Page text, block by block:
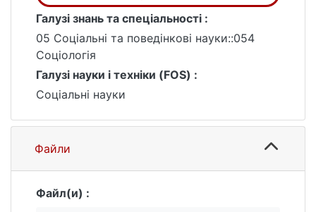
Галузі знань та спеціальності :
05 Соціальні та поведінкові науки::054
Соціологія
Галузі науки і техніки (FOS) :
Соціальні науки
Файли
Файл(и) :